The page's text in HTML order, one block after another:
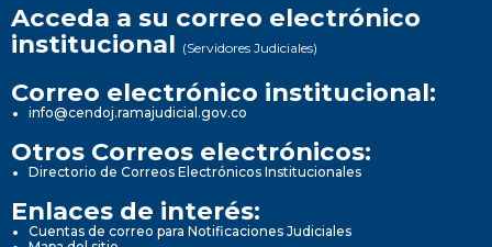
Acceda a su correo electrónico
institucional (Servidores Judiciales)
Correo electrónico institucional:
info@cendoj.ramajudicial.gov.co
Otros Correos electrónicos:
Directorio de Correos Electrónicos Institucionales
Enlaces de interés:
Cuentas de correo para Notificaciones Judiciales